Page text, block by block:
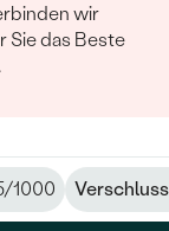
wir
Sie das Beste
1000